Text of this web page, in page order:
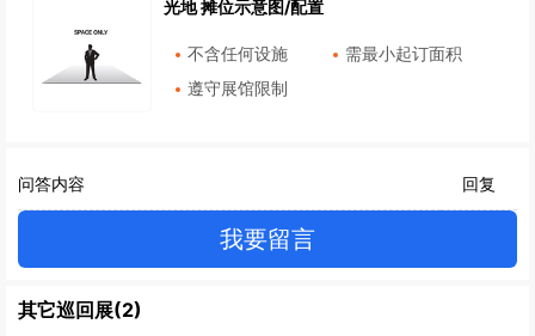
光地 摊位示意图/配置
不含任何设施
需最小起订面积
遵守展馆限制
问答内容 回复
我要留言
其它巡回展(2)